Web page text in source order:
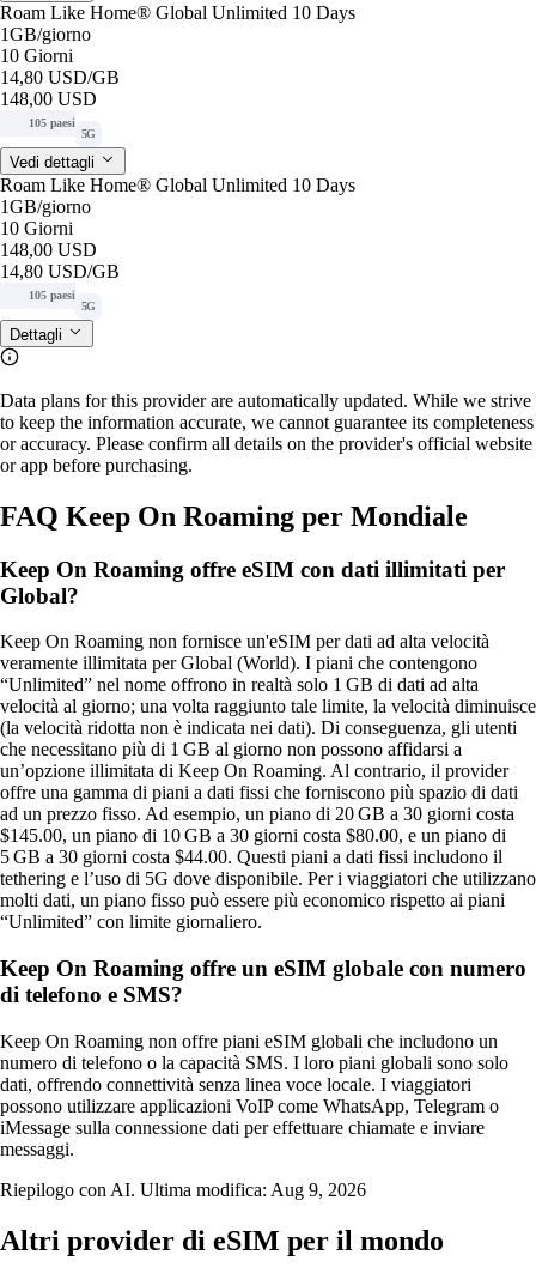
Roam Like Home® Global Unlimited 10 Days
1GB/giorno
10 Giorni
14,80 USD/GB
148,00 USD
105 paesi
5G
Vedi dettagli
Roam Like Home® Global Unlimited 10 Days
1GB/giorno
10 Giorni
148,00 USD
14,80 USD/GB
105 paesi
5G
Dettagli
Data plans for this provider are automatically updated. While we strive
to keep the information accurate, we cannot guarantee its completeness
or accuracy. Please confirm all details on the provider's official website
or app before purchasing.
FAQ Keep On Roaming per Mondiale
Keep On Roaming offre eSIM con dati illimitati per
Global?
Keep On Roaming non fornisce un'eSIM per dati ad alta velocità
veramente illimitata per Global (World). I piani che contengono
“Unlimited” nel nome offrono in realtà solo 1 GB di dati ad alta
velocità al giorno; una volta raggiunto tale limite, la velocità diminuisce
(la velocità ridotta non è indicata nei dati). Di conseguenza, gli utenti
che necessitano più di 1 GB al giorno non possono affidarsi a
un’opzione illimitata di Keep On Roaming. Al contrario, il provider
offre una gamma di piani a dati fissi che forniscono più spazio di dati
ad un prezzo fisso. Ad esempio, un piano di 20 GB a 30 giorni costa
$145.00, un piano di 10 GB a 30 giorni costa $80.00, e un piano di
5 GB a 30 giorni costa $44.00. Questi piani a dati fissi includono il
tethering e l’uso di 5G dove disponibile. Per i viaggiatori che utilizzano
molti dati, un piano fisso può essere più economico rispetto ai piani
“Unlimited” con limite giornaliero.
Keep On Roaming offre un eSIM globale con numero
di telefono e SMS?
Keep On Roaming non offre piani eSIM globali che includono un
numero di telefono o la capacità SMS. I loro piani globali sono solo
dati, offrendo connettività senza linea voce locale. I viaggiatori
possono utilizzare applicazioni VoIP come WhatsApp, Telegram o
iMessage sulla connessione dati per effettuare chiamate e inviare
messaggi.
Riepilogo con AI. Ultima modifica: Aug 9, 2026
Altri provider di eSIM per il mondo